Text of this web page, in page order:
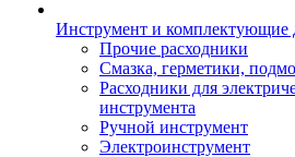
Инструмент и комплектующие
Прочие расходники
Смазка, герметики,
Расходники для
инструмента
Ручной инструмент
Электроинструмент